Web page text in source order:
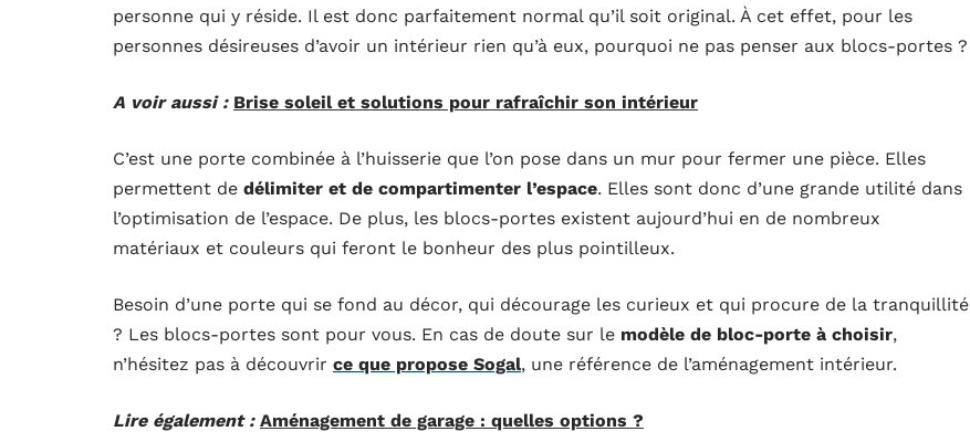
personne qui y réside. Il est donc parfaitement normal qu’il soit original. À cet effet, pour les
personnes désireuses d’avoir un intérieur rien qu’à eux, pourquoi ne pas penser aux blocs-portes ?
A voir aussi : Brise soleil et solutions pour rafraîchir son intérieur
C’est une porte combinée à l’huisserie que l’on pose dans un mur pour fermer une pièce. Elles
permettent de délimiter et de compartimenter l’espace. Elles sont donc d’une grande utilité dans
l’optimisation de l’espace. De plus, les blocs-portes existent aujourd’hui en de nombreux
matériaux et couleurs qui feront le bonheur des plus pointilleux.
Besoin d’une porte qui se fond au décor, qui décourage les curieux et qui procure de la tranquillité
? Les blocs-portes sont pour vous. En cas de doute sur le modèle de bloc-porte à choisir,
n’hésitez pas à découvrir ce que propose Sogal, une référence de l’aménagement intérieur.
Lire également : Aménagement de garage : quelles options ?